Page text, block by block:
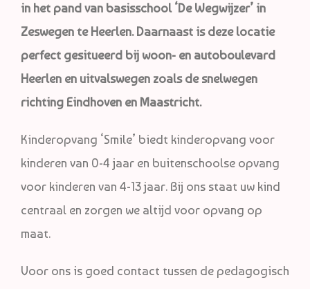
in het pand van basisschool ‘De Wegwijzer’ in
Zeswegen te Heerlen. Daarnaast is deze locatie
perfect gesitueerd bij woon- en autoboulevard
Heerlen en uitvalswegen zoals de snelwegen
richting Eindhoven en Maastricht.
Kinderopvang ‘Smile’ biedt kinderopvang voor
kinderen van 0-4 jaar en buitenschoolse opvang
voor kinderen van 4-13 jaar. Bij ons staat uw kind
centraal en zorgen we altijd voor opvang op
maat.
Voor ons is goed contact tussen de pedagogisch